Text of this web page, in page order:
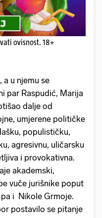
ovisnost. 18+
u njemu se
par Raspudić, Marija
dalje od
umjerene političke
populističku,
agresivnu, uličarsku
i provokativna.
akademski,
vuče jurišnike poput
i Nikole Grmoje.
postavilo se pitanje